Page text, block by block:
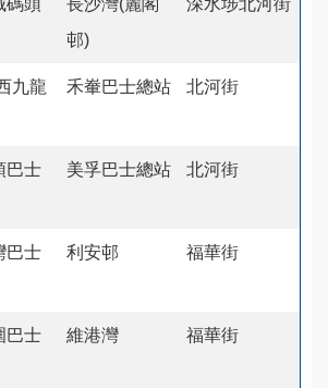
碼頭
長沙灣(麗閣
邨)
深水埗北河街
九龍
禾輋巴士總站 北河街
巴士
美孚巴士總站 北河街
巴士
利安邨 福華街
巴士
維港灣 福華街